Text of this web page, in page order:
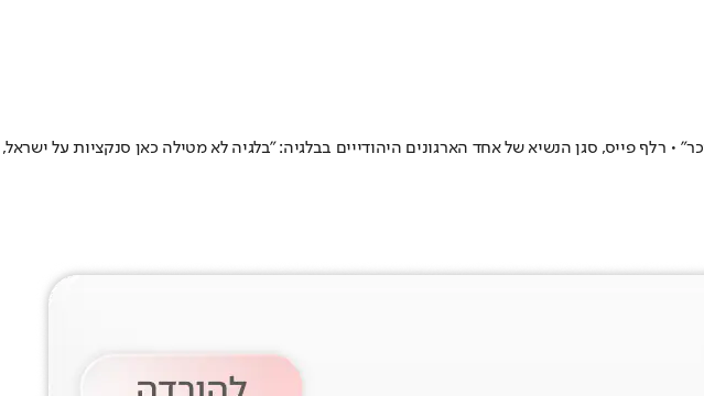
רלף פייס, סגן הנשיא של אחד הארגונים היהודייים בבלגיה: "בלגיה לא מטילה כאן סנקציות על ישראל,